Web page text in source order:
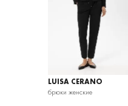
LUISA CERANO
брюки женские